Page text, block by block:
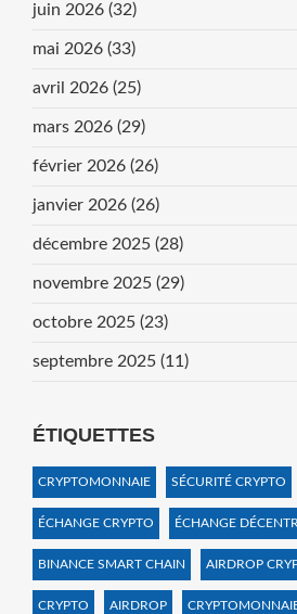
juin 2026 (32)
mai 2026 (33)
avril 2026 (25)
mars 2026 (29)
février 2026 (26)
janvier 2026 (26)
décembre 2025 (28)
novembre 2025 (29)
octobre 2025 (23)
septembre 2025 (11)
ÉTIQUETTES
CRYPTOMONNAIE SÉCURITÉ CRYPTO
ÉCHANGE CRYPTO ÉCHANGE
BINANCE SMART CHAIN AIRDROP
CRYPTO AIRDROP